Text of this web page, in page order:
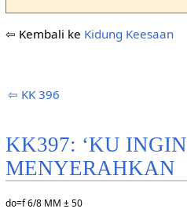
⇦ Kembali ke Kidung Keesaan
⇦ KK 396
KK397: ‘KU INGIN
MENYERAHKAN
do=f 6/8 MM ± 50